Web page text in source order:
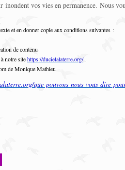
vos vies en permanence. Nous
et en donner copie aux conditions suivantes :
de contenu
notre sitehttps://ducielalaterre.org/
de Monique Mathieu
que-pouvons-nous-vous-dire-